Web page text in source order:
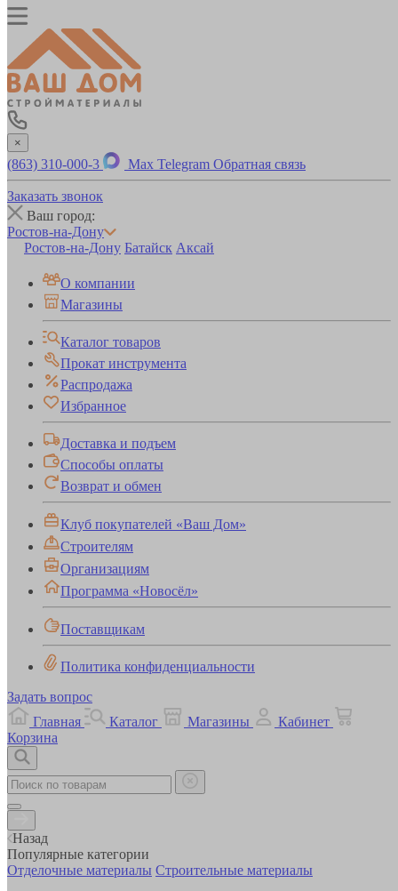
×
(863) 310-000-3 Max Telegram Обратная связь
Заказать звонок
Ваш город:
Ростов-на-Дону
Ростов-на-Дону Батайск Аксай
О компании
Магазины
Каталог товаров
Прокат инструмента
Распродажа
Избранное
Доставка и подъем
Способы оплаты
Возврат и обмен
Клуб покупателей «Ваш Дом»
Строителям
Организациям
Программа «Новосёл»
Поставщикам
Политика конфиденциальности
Задать вопрос
Главная
Каталог Магазины
Кабинет
Корзина
Назад
Популярные категории
Отделочные материалы Строительные материалы